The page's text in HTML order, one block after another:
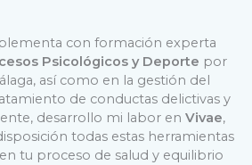
con formación experta
Psicológicos y Deporte por
así como en la gestión del
de conductas delictivas y
desarrollo mi labor en Vivae,
todas estas herramientas
tu proceso de salud y equilibrio